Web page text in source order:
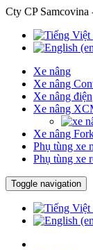
Cty CP Samcovina
Xe nâng
Xe nâng
Xe nâng điện
Xe nâng
Xe nâng
Phụ tùng xe
Phụ tùng xe
Toggle navigation